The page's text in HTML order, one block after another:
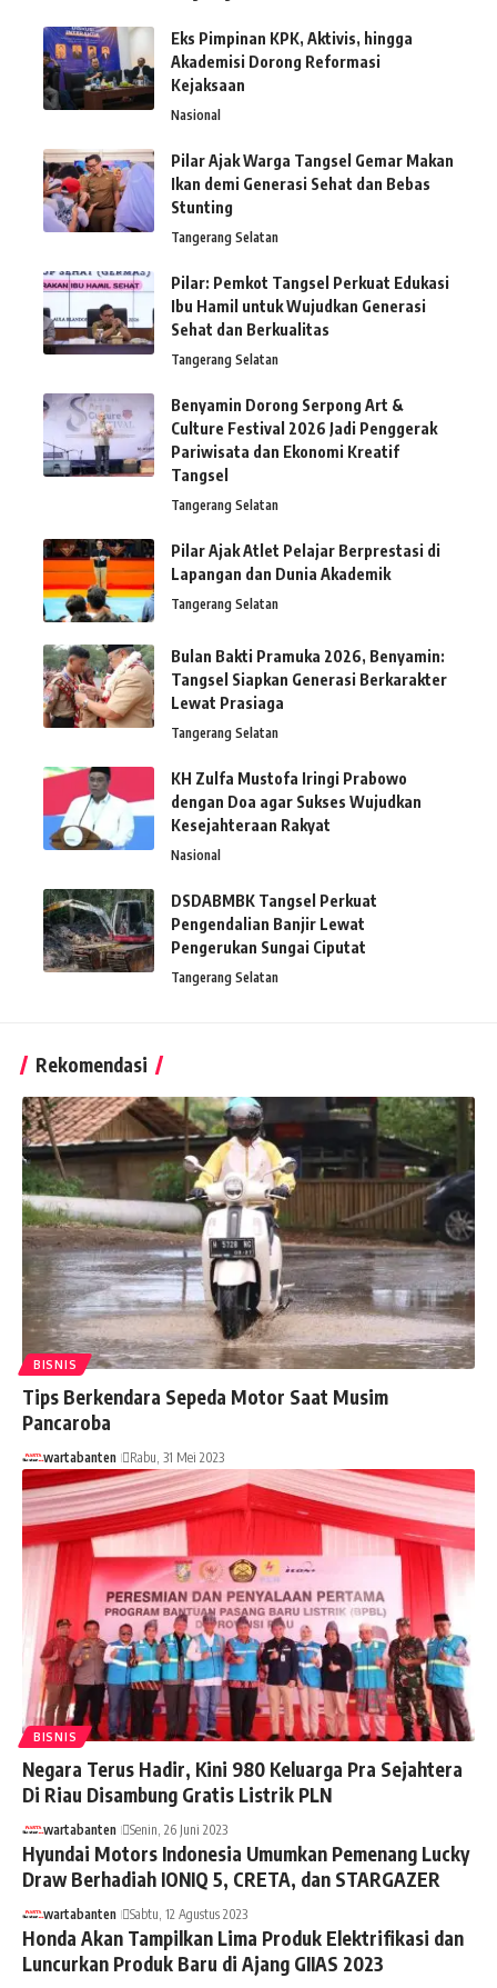
Eks Pimpinan KPK, Aktivis, hingga
Akademisi Dorong Reformasi
Kejaksaan
Nasional
Pilar Ajak Warga Tangsel Gemar Makan
Ikan demi Generasi Sehat dan Bebas
Stunting
Tangerang Selatan
Pilar: Pemkot Tangsel Perkuat Edukasi
Ibu Hamil untuk Wujudkan Generasi
Sehat dan Berkualitas
Tangerang Selatan
Benyamin Dorong Serpong Art &
Culture Festival 2026 Jadi Penggerak
Pariwisata dan Ekonomi Kreatif
Tangsel
Tangerang Selatan
Pilar Ajak Atlet Pelajar Berprestasi di
Lapangan dan Dunia Akademik
Tangerang Selatan
Bulan Bakti Pramuka 2026, Benyamin:
Tangsel Siapkan Generasi Berkarakter
Lewat Prasiaga
Tangerang Selatan
KH Zulfa Mustofa Iringi Prabowo
dengan Doa agar Sukses Wujudkan
Kesejahteraan Rakyat
Nasional
DSDABMBK Tangsel Perkuat
Pengendalian Banjir Lewat
Pengerukan Sungai Ciputat
Tangerang Selatan
Rekomendasi
BISNIS
Tips Berkendara Sepeda Motor Saat Musim
Pancaroba
wartabanten Rabu, 31 Mei 2023
BISNIS
Negara Terus Hadir, Kini 980 Keluarga Pra Sejahtera
Di Riau Disambung Gratis Listrik PLN
wartabanten Senin, 26 Juni 2023
Hyundai Motors Indonesia Umumkan Pemenang Lucky
Draw Berhadiah IONIQ 5, CRETA, dan STARGAZER
wartabanten Sabtu, 12 Agustus 2023
Honda Akan Tampilkan Lima Produk Elektrifikasi dan
Luncurkan Produk Baru di Ajang GIIAS 2023